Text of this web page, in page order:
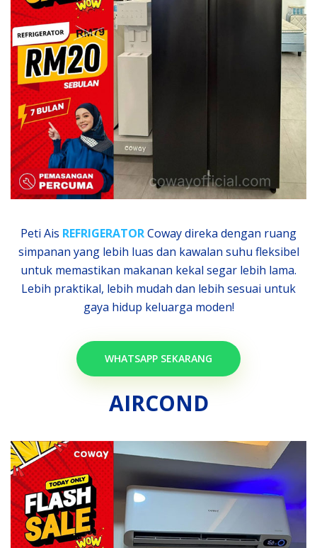
Peti Ais REFRIGERATORCoway direka dengan ruang
simpanan yang lebih luas dan kawalan suhu fleksibel
untuk memastikan makanan kekal segar lebih lama.
Lebih praktikal, lebih mudah dan lebih sesuai untuk
gaya hidup keluarga moden!
WHATSAPP SEKARANG
AIRCOND